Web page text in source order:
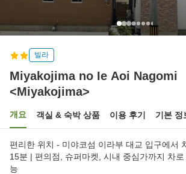
빌라
Miyakojima no Ie Aoi Nagomi
<Miyakojima>
개요 객실 & 숙박 상품 이용 후기 기본 정
편리한 위치 - 미야코섬 이라부 대교 입구에서
15분 | 편의점, 슈퍼마켓, 시내 중심가까지 차
능